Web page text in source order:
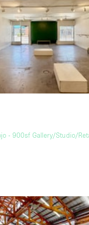
/ Stalletje
- 900sf Gallery/Studio/